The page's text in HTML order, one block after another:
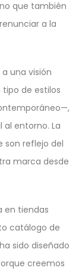
que también
a la
una visión
de estilos
entorno. La
son reflejo del
marca desde
en tiendas
catálogo de
sido diseñado
creemos